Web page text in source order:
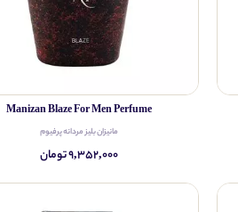
Manizan Blaze For Men Perfume
مانیزان بلیز مردانه پرفیوم
۹,۳۵۲,۰۰۰ تومان